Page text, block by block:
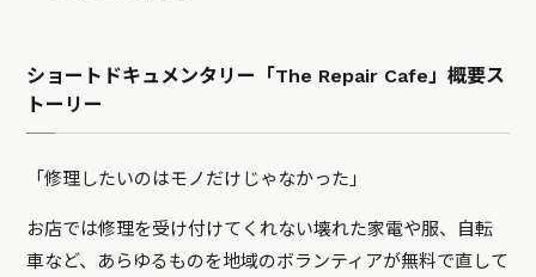
ショートドキュメンタリー「The Repair Cafe」概要ス
トーリー
「修理したいのはモノだけじゃなかった」
お店では修理を受け付けてくれない壊れた家電や服、自転
車など、あらゆるものを地域のボランティアが無料で直して